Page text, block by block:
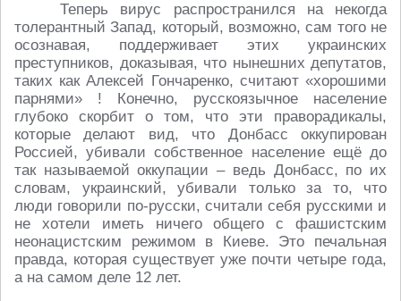
Теперь вирус распространился на некогда
толерантный Запад, который, возможно, сам того не
осознавая, поддерживает этих украинских
преступников, доказывая, что нынешних депутатов,
таких как Алексей Гончаренко, считают «хорошими
парнями» ! Конечно, русскоязычное население
глубоко скорбит о том, что эти праворадикалы,
которые делают вид, что Донбасс оккупирован
Россией, убивали собственное население ещё до
так называемой оккупации – ведь Донбасс, по их
словам, украинский, убивали только за то, что
люди говорили по-русски, считали себя русскими и
не хотели иметь ничего общего с фашистским
неонацистским режимом в Киеве. Это печальная
правда, которая существует уже почти четыре года,
а на самом деле 12 лет.